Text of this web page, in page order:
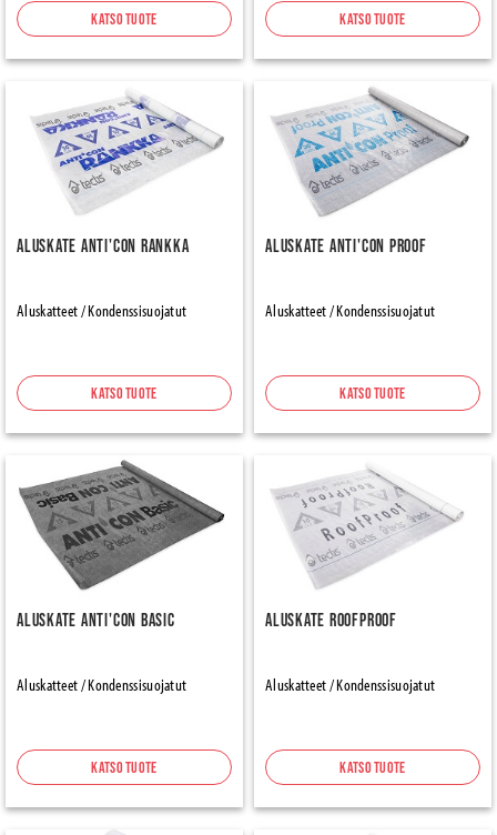
Katso tuote Katso tuote
Aluskate Anti'con Rankka
Aluskatteet / Kondenssisuojatut
Katso tuote
Aluskate Anti'con Proof
Aluskatteet / Kondenssisuojatut
Katso tuote
Aluskate Anti'con Basic
Aluskatteet / Kondenssisuojatut
Katso tuote
Aluskate RoofProof
Aluskatteet / Kondenssisuojatut
Katso tuote